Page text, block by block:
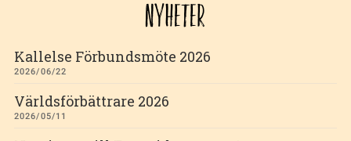
NYHETER
Kallelse Förbundsmöte 2026
2026/06/22
Världsförbättrare 2026
2026/05/11